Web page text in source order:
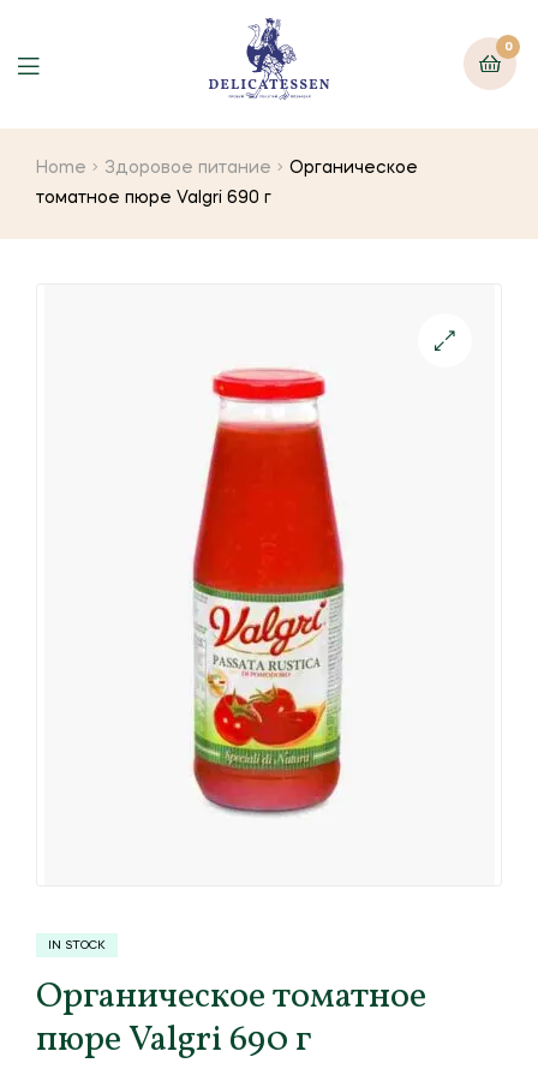
0
Home Здоровое питание
Органическое
томатное пюре Valgri 690 г
IN STOCK
Органическое томатное
пюре Valgri 690 г